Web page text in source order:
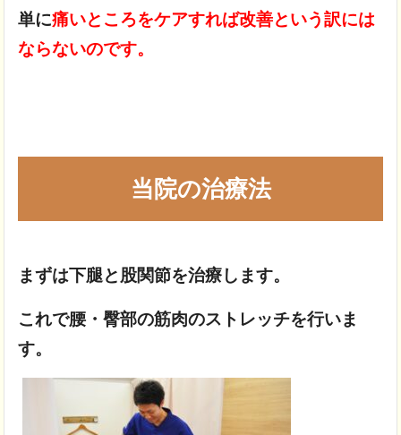
単に痛いところをケアすれば改善という訳には
ならないのです。
当院の治療法
まずは下腿と股関節を治療します。
これで腰・臀部の筋肉のストレッチを行いま
す。